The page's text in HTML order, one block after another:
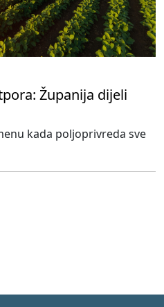
Županija dijeli
kada poljoprivreda sve